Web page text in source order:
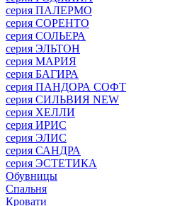
серия ПАЛЕРМО
серия СОРЕНТО
серия СОЛЬЕРА
серия ЭЛЬТОН
серия МАРИЯ
серия БАГИРА
серия ПАНДОРА СОФТ
серия СИЛЬВИЯ NEW
серия ХЕЛЛИ
серия ИРИС
серия ЭЛИС
серия САНДРА
серия ЭСТЕТИКА
Обувницы
Спальня
Кровати